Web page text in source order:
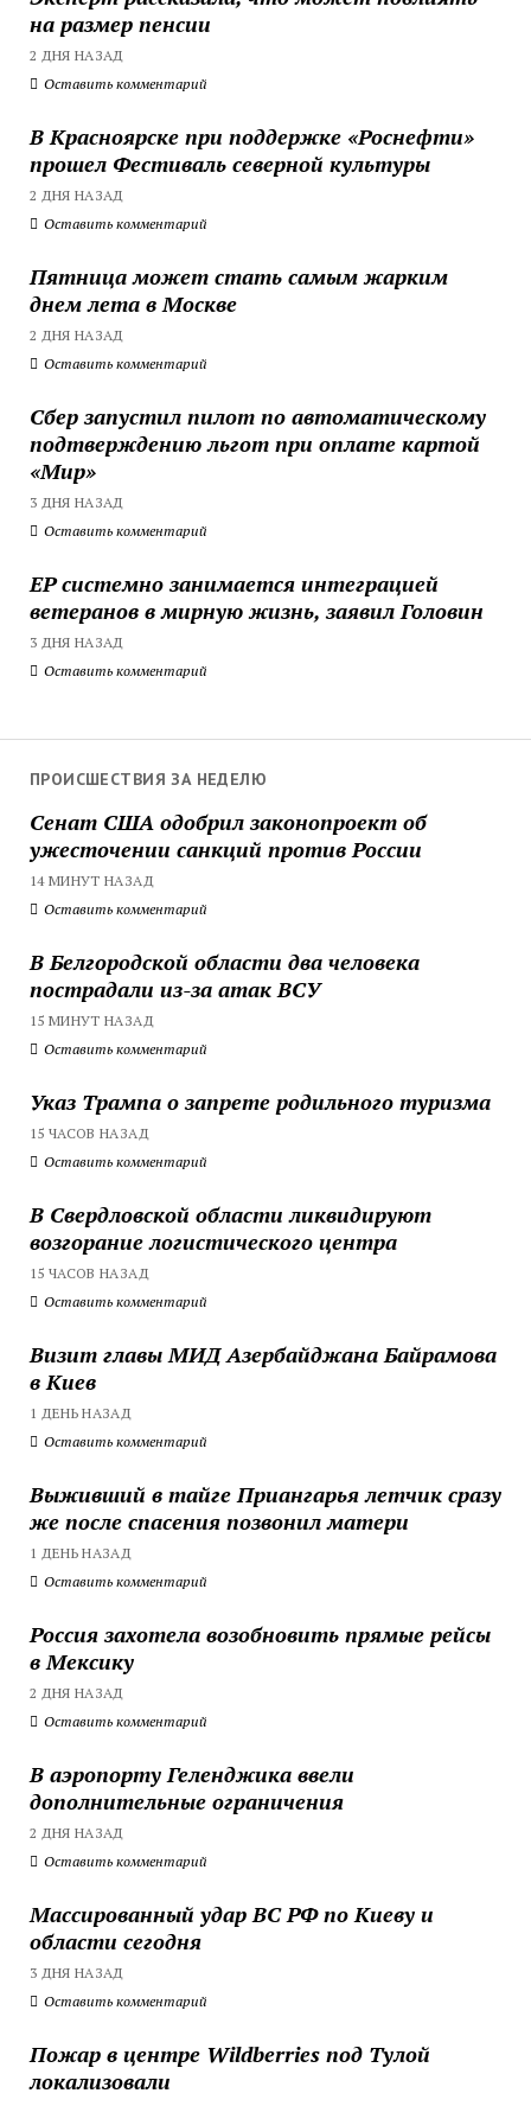
на размер пенсии
2 ДНЯ НАЗАД
Оставить комментарий
В Красноярске при поддержке «Роснефти»
прошел Фестиваль северной культуры
2 ДНЯ НАЗАД
Оставить комментарий
Пятница может стать самым жарким
днем лета в Москве
2 ДНЯ НАЗАД
Оставить комментарий
Сбер запустил пилот по автоматическому
подтверждению льгот при оплате картой
«Мир»
3 ДНЯ НАЗАД
Оставить комментарий
ЕР системно занимается интеграцией
ветеранов в мирную жизнь, заявил Головин
3 ДНЯ НАЗАД
Оставить комментарий
ПРОИСШЕСТВИЯ ЗА НЕДЕЛЮ
Сенат США одобрил законопроект об
ужесточении санкций против России
14 МИНУТ НАЗАД
Оставить комментарий
В Белгородской области два человека
пострадали из-за атак ВСУ
15 МИНУТ НАЗАД
Оставить комментарий
Указ Трампа о запрете родильного туризма
15 ЧАСОВ НАЗАД
Оставить комментарий
В Свердловской области ликвидируют
возгорание логистического центра
15 ЧАСОВ НАЗАД
Оставить комментарий
Визит главы МИД Азербайджана Байрамова
в Киев
1 ДЕНЬ НАЗАД
Оставить комментарий
Выживший в тайге Приангарья летчик сразу
же после спасения позвонил матери
1 ДЕНЬ НАЗАД
Оставить комментарий
Россия захотела возобновить прямые рейсы
в Мексику
2 ДНЯ НАЗАД
Оставить комментарий
В аэропорту Геленджика ввели
дополнительные ограничения
2 ДНЯ НАЗАД
Оставить комментарий
Массированный удар ВС РФ по Киеву и
области сегодня
3 ДНЯ НАЗАД
Оставить комментарий
Пожар в центре Wildberries под Тулой
локализовали